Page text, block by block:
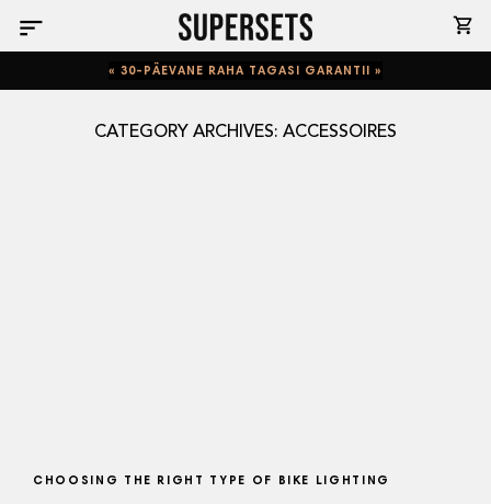
« 30-PÄEVANE RAHA TAGASI GARANTII »
CATEGORY ARCHIVES: ACCESSOIRES
CHOOSING THE RIGHT TYPE OF BIKE LIGHTING